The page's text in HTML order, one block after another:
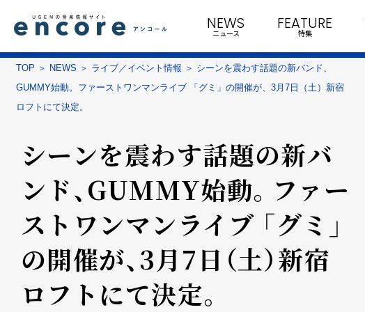
NEWS
ニュース
FEATURE
特集
TOP NEWS ライブ／イベント情報
シーンを震わす話題の新バンド、
GUMMY始動。ファーストワンマンライブ 「グミ」の開催が、3月7日（土）新宿
ロフトにて決定。
シーンを震わす話題の新バ
ンド、GUMMY始動。ファー
ストワンマンライブ 「グミ」
の開催が、3月7日（土）新宿
ロフトにて決定。